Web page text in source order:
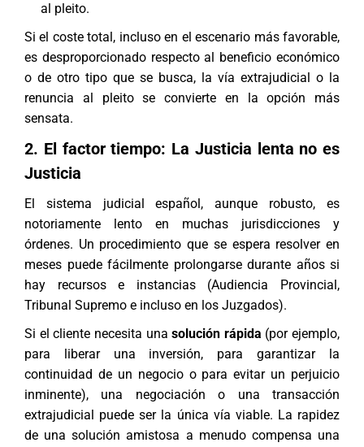
al pleito.
Si el coste total, incluso en el escenario más favorable,
es desproporcionado respecto al beneficio económico
o de otro tipo que se busca, la vía extrajudicial o la
renuncia al pleito se convierte en la opción más
sensata.
2. El factor tiempo: La Justicia lenta no es
Justicia
El sistema judicial español, aunque robusto, es
notoriamente lento en muchas jurisdicciones y
órdenes. Un procedimiento que se espera resolver en
meses puede fácilmente prolongarse durante años si
hay recursos e instancias (Audiencia Provincial,
Tribunal Supremo e incluso en los Juzgados).
Si el cliente necesita unasolución rápida (por ejemplo,
para liberar una inversión, para garantizar la
continuidad de un negocio o para evitar un perjuicio
inminente), una negociación o una transacción
extrajudicial puede ser la única vía viable. La rapidez
de una solución amistosa a menudo compensa una